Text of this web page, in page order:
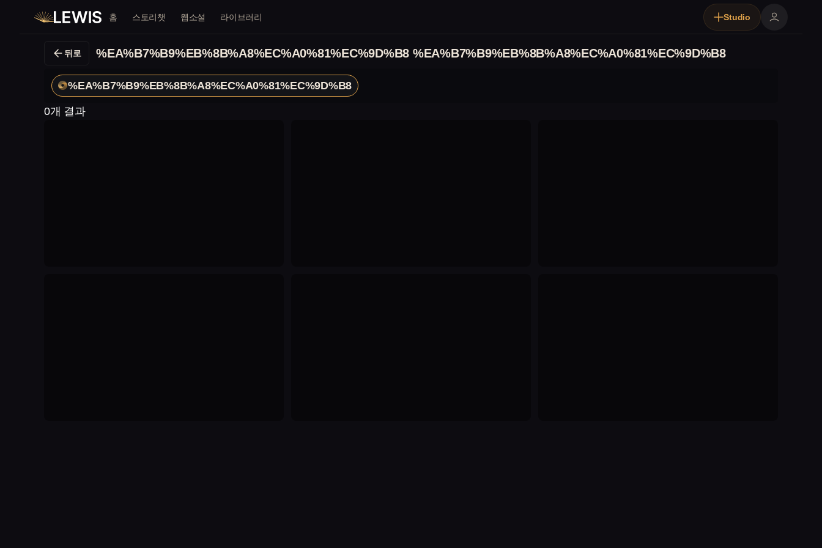
홈 스토리챗 웹소설 라이브러리 Studio
뒤로 %EA%B7%B9%EB%8B%A8%EC%A0%81%EC%9D%B8 %EA%B7%B9%EB%8B%A8%EC%A0%81%EC%9D%B8
%EA%B7%B9%EB%8B%A8%EC%A0%81%EC%9D%B8
0개 결과